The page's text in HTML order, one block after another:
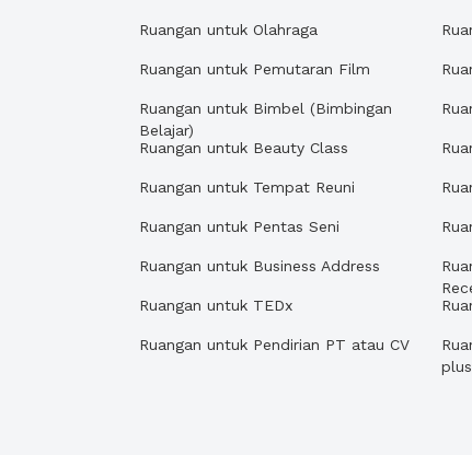
Ruangan untuk Olahraga
Ruangan untuk Pemutaran Film
Ruangan untuk Bimbel (Bimbingan
Belajar)
Ruangan untuk Beauty Class
Ruangan untuk Tempat Reuni
Ruangan untuk Pentas Seni
Ruangan untuk Business Address
Ruangan untuk TEDx
Ruangan untuk Pendirian PT atau CV